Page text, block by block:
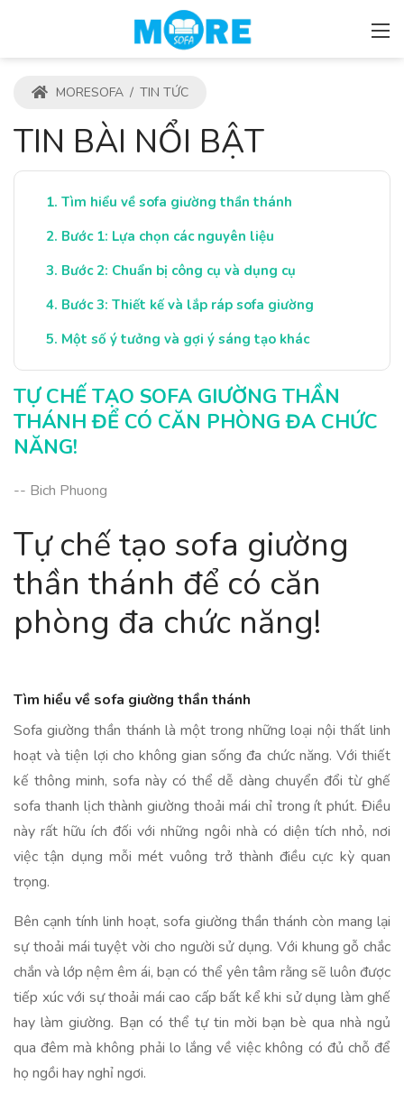
MORESOFA / TIN TỨC
TIN BÀI NỔI BẬT
Tìm hiểu về sofa giường thần thánh
Bước 1: Lựa chọn các nguyên liệu
Bước 2: Chuẩn bị công cụ và dụng cụ
Bước 3: Thiết kế và lắp ráp sofa giường
Một số ý tưởng và gợi ý sáng tạo khác
TỰ CHẾ TẠO SOFA GIƯỜNG THẦN
THÁNH ĐỂ CÓ CĂN PHÒNG ĐA CHỨC
NĂNG!
-- Bich Phuong
Tự chế tạo sofa giường
thần thánh để có căn
phòng đa chức năng!
Tìm hiểu về sofa giường thần thánh
Sofa giường thần thánh là một trong những loại nội thất linh
hoạt và tiện lợi cho không gian sống đa chức năng. Với thiết
kế thông minh, sofa này có thể dễ dàng chuyển đổi từ ghế
sofa thanh lịch thành giường thoải mái chỉ trong ít phút. Điều
này rất hữu ích đối với những ngôi nhà có diện tích nhỏ, nơi
việc tận dụng mỗi mét vuông trở thành điều cực kỳ quan
trọng.
Bên cạnh tính linh hoạt, sofa giường thần thánh còn mang lại
sự thoải mái tuyệt vời cho người sử dụng. Với khung gỗ chắc
chắn và lớp nệm êm ái, bạn có thể yên tâm rằng sẽ luôn được
tiếp xúc với sự thoải mái cao cấp bất kể khi sử dụng làm ghế
hay làm giường. Bạn có thể tự tin mời bạn bè qua nhà ngủ
qua đêm mà không phải lo lắng về việc không có đủ chỗ để
họ ngồi hay nghỉ ngơi.